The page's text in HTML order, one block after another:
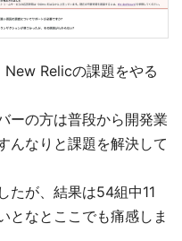
Relicの課題をやる
ーの方は普段から開発業
んなりと課題を解決して
たが、結果は54組中11
となとここでも痛感しま